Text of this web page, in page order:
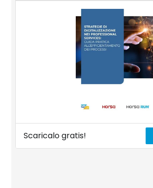
Scaricalo gratis!